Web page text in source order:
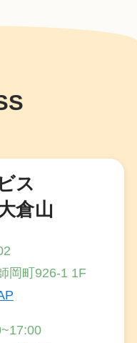
ス
倉山
岡町926-1 1F